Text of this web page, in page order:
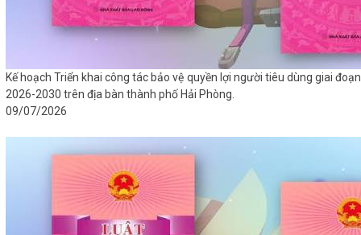
Kế hoạch Triển khai công tác bảo vệ quyền lợi người tiêu dùng giai đoạn
2026-2030 trên địa bàn thành phố Hải Phòng.
09/07/2026